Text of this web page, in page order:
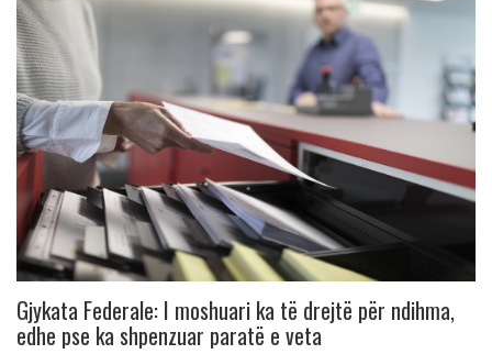
Gjykata Federale: I moshuari ka të drejtë për ndihma,
edhe pse ka shpenzuar paratë e veta